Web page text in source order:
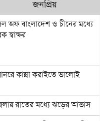
জনপ্রিয়
অফ বাংলাদেশ ও চীনের মধ্যে
স্বাক্ষর
কান্না করাইতে ভালোই
রাতের মধ্যে ঝড়ের আভাস